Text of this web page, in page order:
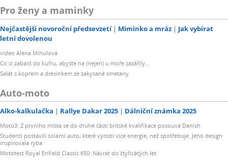
Pro ženy a maminky
Nejčastější novoroční předsevzetí Miminko a mráz
Jak vybírat
letní dovolenou
video Alena Mihulová
Co si zabalit do kufru, abyste na (nejen) u moře zazářily...
Salát s koprem a dresinkem ze zakysané smetany
Auto-moto
Alko-kalkulačka Rallye Dakar 2025 Dálniční známka 2025
Moto3: Z prvního místa se do druhé části britské kvalifikace posouvá Danish
Studenti postavili solární auto, které vyrobí více energie, než spotřebuje. Jeho design
inspirovala ryba
Mototest Royal Enfield Classic 650: Návrat do čtyřicátých let